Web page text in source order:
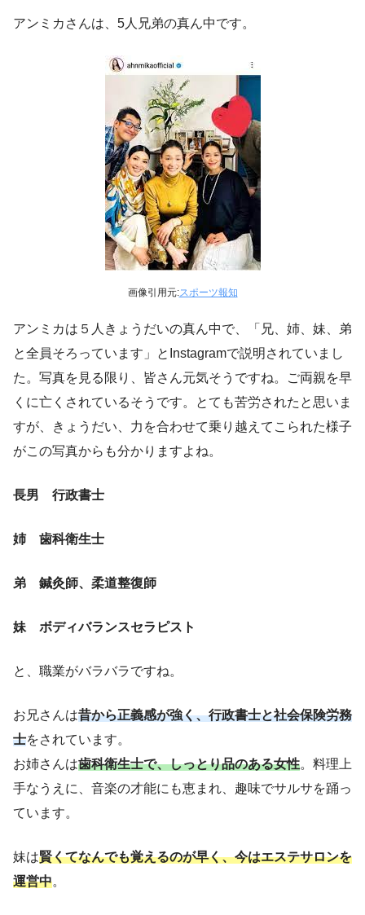
アンミカさんは、5人兄弟の真ん中です。
画像引用元:スポーツ報知
アンミカは５人きょうだいの真ん中で、「兄、姉、妹、弟
と全員そろっています」とInstagramで説明されていまし
た。写真を見る限り、皆さん元気そうですね。ご両親を早
くに亡くされているそうです。とても苦労されたと思いま
すが、きょうだい、力を合わせて乗り越えてこられた様子
がこの写真からも分かりますよね。
長男 行政書士
姉 歯科衛生士
弟 鍼灸師、柔道整復師
妹 ボディバランスセラピスト
と、職業がバラバラですね。
お兄さんは昔から正義感が強く、行政書士と社会保険労務
士をされています。
お姉さんは歯科衛生士で、しっとり品のある女性。料理上
手なうえに、音楽の才能にも恵まれ、趣味でサルサを踊っ
ています。
妹は賢くてなんでも覚えるのが早く、今はエステサロンを
運営中。